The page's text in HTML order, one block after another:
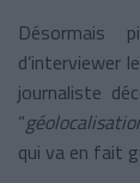
Désormais
d’interviewer
journaliste
“
qui va en fait